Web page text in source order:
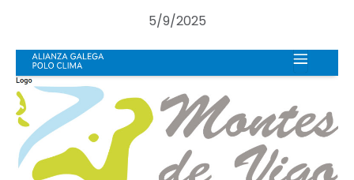
5/9/2025